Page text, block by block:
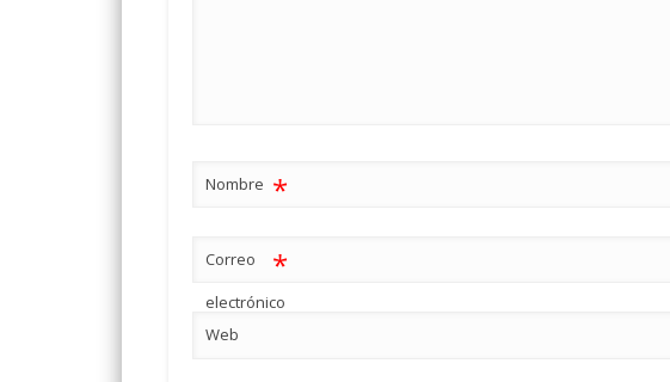
Nombre *
Correo
electrónico
*
Web